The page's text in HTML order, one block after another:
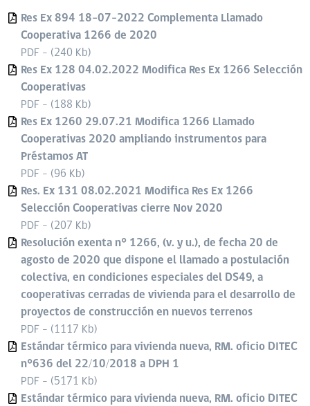
Res Ex 894 18-07-2022 Complementa Llamado
Cooperativa 1266 de 2020
PDF - (240 Kb)
Res Ex 128 04.02.2022 Modifica Res Ex 1266 Selección
Cooperativas
PDF - (188 Kb)
Res Ex 1260 29.07.21 Modifica 1266 Llamado
Cooperativas 2020 ampliando instrumentos para
Préstamos AT
PDF - (96 Kb)
Res. Ex 131 08.02.2021 Modifica Res Ex 1266
Selección Cooperativas cierre Nov 2020
PDF - (207 Kb)
Resolución exenta n° 1266, (v. y u.), de fecha 20 de
agosto de 2020 que dispone el llamado a postulación
colectiva, en condiciones especiales del DS49, a
cooperativas cerradas de vivienda para el desarrollo de
proyectos de construcción en nuevos terrenos
PDF - (1117 Kb)
Estándar térmico para vivienda nueva, RM. oficio DITEC
n°636 del 22/10/2018 a DPH 1
PDF - (5171 Kb)
Estándar térmico para vivienda nueva, RM. oficio DITEC